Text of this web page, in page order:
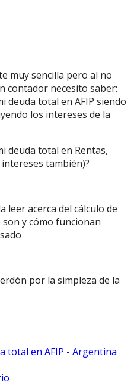
muy sencilla pero al no
contador necesito saber:
deuda total en AFIP siendo
los intereses de la
deuda total en Rentas,
también)?
leer acerca del cálculo de
y cómo funcionan
por la simpleza de la
total en AFIP - Argentina